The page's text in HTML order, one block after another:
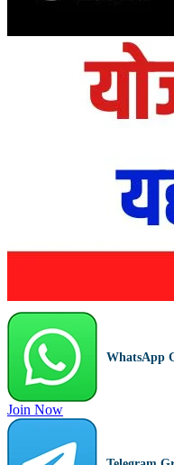
WhatsApp
Join Now